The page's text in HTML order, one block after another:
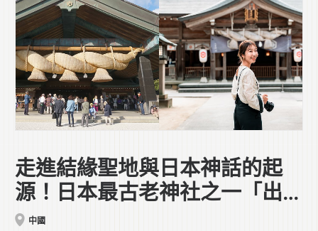
走進結緣聖地與日本神話的起
源！日本最古老神社之一「出雲
大社」
中國